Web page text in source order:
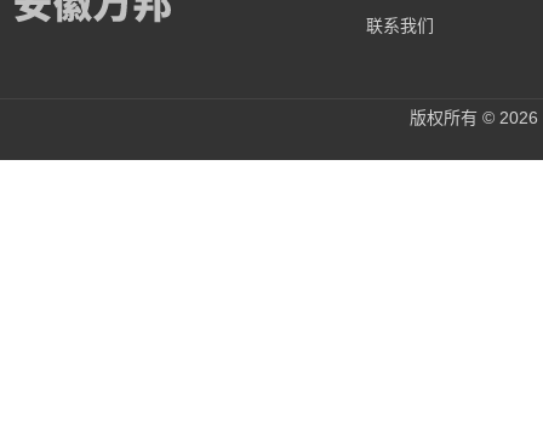
联系我们
版权所有 ©